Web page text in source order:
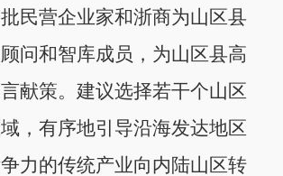
民营企业家和浙商为山区县
问和智库成员，为山区县高
献策。建议选择若干个山区
，有序地引导沿海发达地区
力的传统产业向内陆山区转